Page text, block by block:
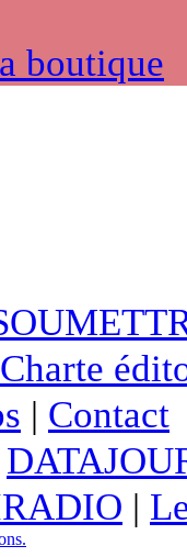
boutique
Charte
| Contact
|